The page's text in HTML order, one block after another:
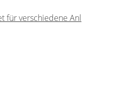
für verschiedene Anl